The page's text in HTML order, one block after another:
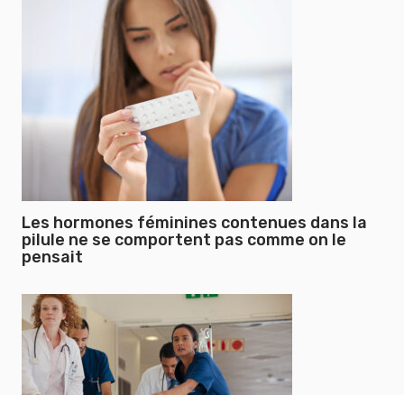
Les hormones féminines contenues dans la
pilule ne se comportent pas comme on le
pensait